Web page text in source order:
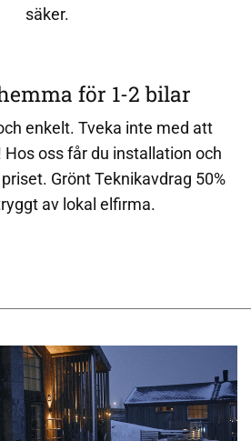
säker.
för 1-2 bilar
enkelt. Tveka inte med att
Hos oss får du installation och
priset. Grönt Teknikavdrag 50%
av lokal elfirma.